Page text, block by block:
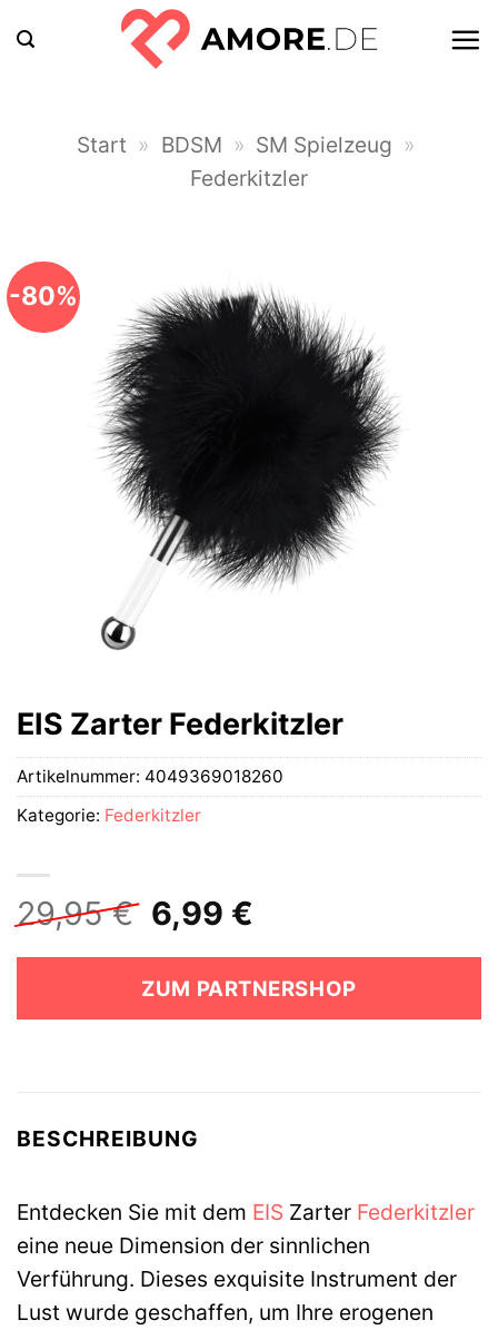
Inhalt
Start » BDSM » SM Spielzeug »
Federkitzler
-80%
EIS Zarter Federkitzler
29,95€ Ursprünglicher
Preis
war:
29,95 €
6,99 €
ist:
6,99 €.
ZUM PARTNERSHOP
Artikelnummer: 4049369018260
Kategorie: Federkitzler
BESCHREIBUNG
Entdecken Sie mit dem EIS Zarter Federkitzler
eine neue Dimension der sinnlichen
Verführung. Dieses exquisite Instrument der
Lust wurde geschaffen, um Ihre erogenen